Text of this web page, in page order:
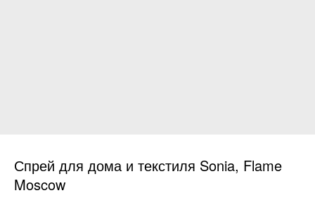
Спрей для дома и текстиля Sonia, Flame
Moscow